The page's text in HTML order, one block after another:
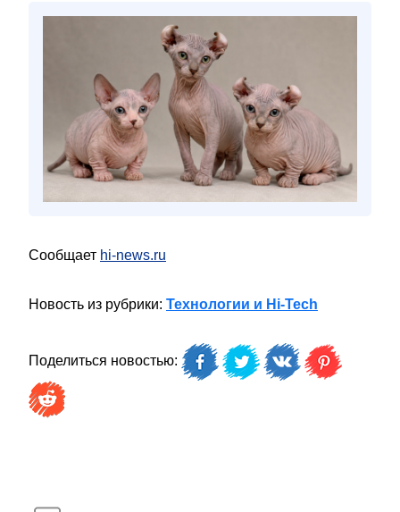
Сообщает hi-news.ru
Новость из рубрики: Технологии и Hi-Tech
Поделиться новостью: